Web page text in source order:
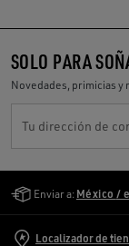
SOLO PARA
Novedades, primicias y
Tu dirección de
Enviar a:
Localizador de